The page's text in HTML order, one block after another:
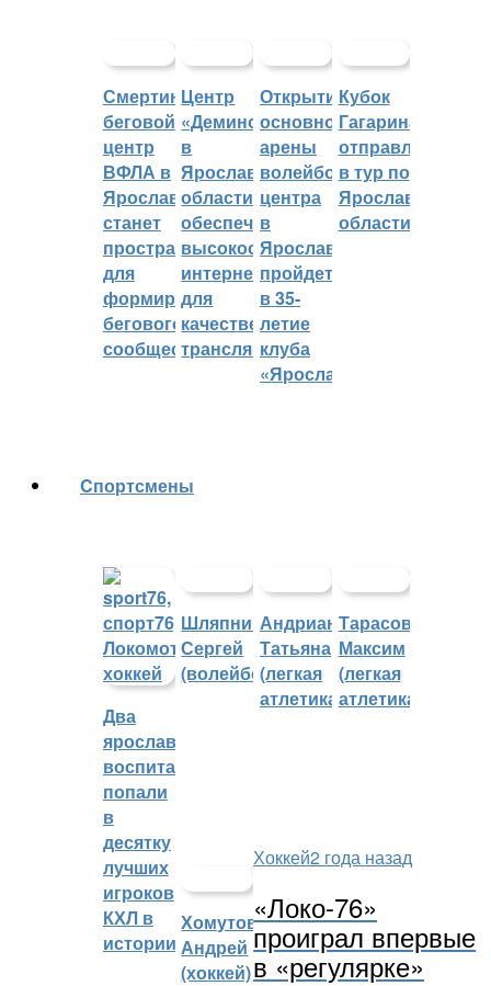
Смертин:
беговой
центр
ВФЛА в
Ярославле
станет
пространством
для
формирования
бегового
сообщества
Центр
«Демино»
в
Ярославской
области
обеспечивают
высокоскоростным
интернетом
для
качественных
трансляций
Открытие
основной
арены
волейбольного
центра
в
Ярославле
пройдет
в 35-
летие
клуба
«Ярославич»
Кубок
Гагарина
отправляется
в тур по
Ярославской
области
Cпортсмены
Два
ярославских
воспитанника
попали
в
десятку
лучших
игроков
КХЛ в
истории
Шляпников
Сергей
(волейбол)
Андрианова
Татьяна
(легкая
атлетика)
Тарасов
Максим
(легкая
атлетика)
Хомутов
Андрей
(хоккей)
Хоккей2 года назад
«Локо-76»
проиграл впервые
в «регулярке»